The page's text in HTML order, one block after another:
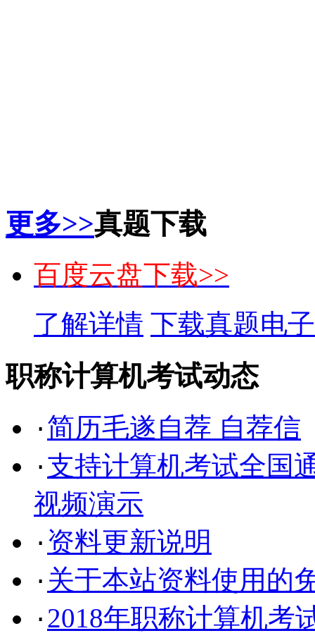
更多>>真题下载
百度云盘下载>>
了解详情 下载真题电
职称计算机考试动态
· 简历毛遂自荐 自荐信
· 支持计算机考试全国
视频演示
· 资料更新说明
· 关于本站资料使用的
· 2018年职称计算机考